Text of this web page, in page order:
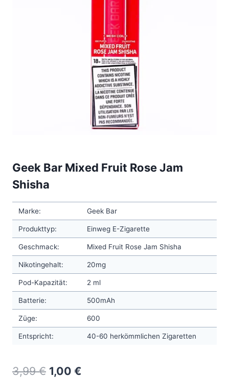
Geek Bar Mixed Fruit Rose Jam
Shisha
Marke: Geek Bar
Produkttyp: Einweg E-Zigarette
Geschmack: Mixed Fruit Rose Jam Shisha
Nikotingehalt: 20mg
Pod-Kapazität: 2 ml
Batterie: 500mAh
Züge: 600
Entspricht: 40-60 herkömmlichen Zigaretten
3,99€ Original
1,00 €